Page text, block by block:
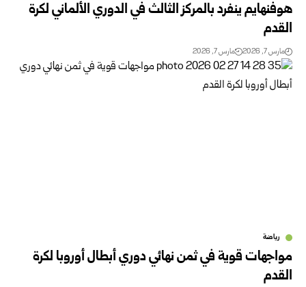
هوفنهايم ينفرد بالمركز الثالث في الدوري الألماني لكرة
القدم
مارس 7, 2026 مارس 7, 2026
رياضة
مواجهات قوية في ثمن نهائي دوري أبطال أوروبا لكرة
القدم